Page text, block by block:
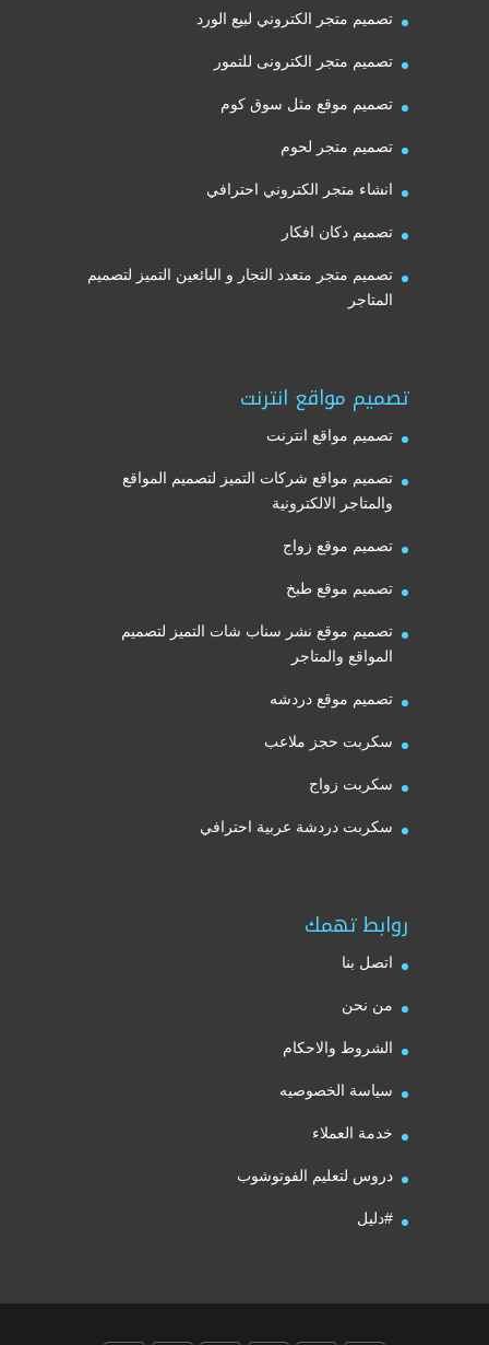
تصميم متجر الكتروني لبيع الورد
تصميم متجر الكترونى للتمور
تصميم موقع مثل سوق كوم
تصميم متجر لحوم
انشاء متجر الكتروني احترافي
تصميم دكان افكار
تصميم متجر متعدد التجار و البائعين التميز لتصميم
المتاجر
تصميم مواقع انترنت
تصميم مواقع انترنت
تصميم مواقع شركات التميز لتصميم المواقع
والمتاجر الالكترونية
تصميم موقع زواج
تصميم موقع طبخ
تصميم موقع نشر سناب شات التميز لتصميم
المواقع والمتاجر
تصميم موقع دردشه
سكربت حجز ملاعب
سكربت زواج
سكربت دردشة عربية احترافي
روابط تهمك
اتصل بنا
من نحن
الشروط والاحكام
سياسة الخصوصيه
خدمة العملاء
دروس لتعليم الفوتوشوب
#دليل